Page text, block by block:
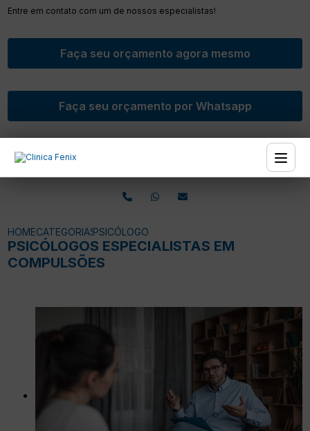
Entre em contato com um de nossos especialistas!
Faça seu orçamento agora mesmo
Faça seu orçamento por Whatsapp
HOMECATEGORIASPSICÓLOGOS ESPECIALISTAS EM
PSICÓLOGOS ESPECIALISTAS EM
COMPULSÕES